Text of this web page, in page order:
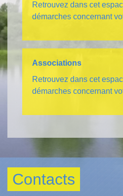
Retrouvez dans cet
démarches concernant
Associations
Retrouvez dans cet
démarches concernant
Contacts